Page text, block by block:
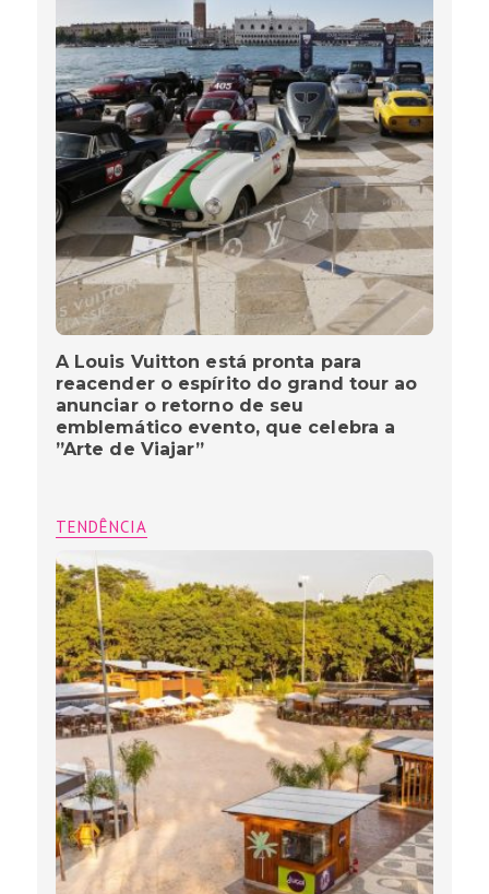
A Louis Vuitton está pronta para
reacender o espírito do grand tour ao
anunciar o retorno de seu
emblemático evento, que celebra a
”Arte de Viajar”
TENDÊNCIA